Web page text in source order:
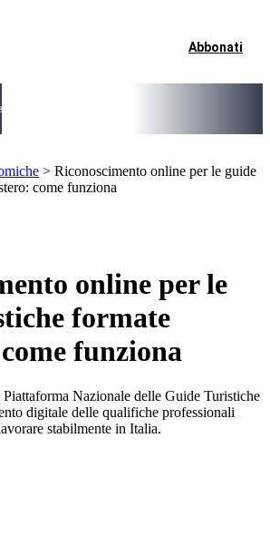
sit amet consectetur
sit amet consectetur
Abbonati
su aree pubbliche
sit amet consectetur
> Riconoscimento online per le guide
come funziona
online per le
formate
funziona
Nazionale delle Guide Turistiche
digitale delle qualifiche professionali
stabilmente in Italia.